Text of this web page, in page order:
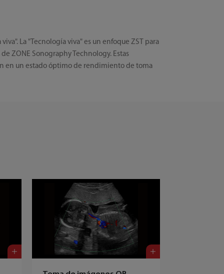
La "Tecnología viva" es un enfoque ZST para
ZONE Sonography Technology. Estas
en un estado óptimo de rendimiento de toma